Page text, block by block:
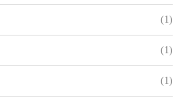
(1)
(1)
(1)